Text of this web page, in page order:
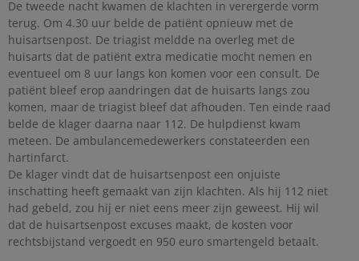
De tweede nacht kwamen de klachten in verergerde vorm
terug. Om 4.30 uur belde de patiënt opnieuw met de
huisartsenpost. De triagist meldde na overleg met de
huisarts dat de patiënt extra medicatie mocht nemen en
eventueel om 8 uur langs kon komen voor een consult. De
patiënt bleef erop aandringen dat de huisarts langs zou
komen, maar de triagist bleef dat afhouden. Ten einde raad
belde de klager daarna naar 112. De hulpdienst kwam
meteen. De ambulancemedewerkers constateerden een
hartinfarct.
De klager vindt dat de huisartsenpost een onjuiste
inschatting heeft gemaakt van zijn klachten. Als hij 112 niet
had gebeld, zou hij er niet eens meer zijn geweest. Hij wil
dat de huisartsenpost excuses maakt, de kosten voor
rechtsbijstand vergoedt en 950 euro smartengeld betaalt.